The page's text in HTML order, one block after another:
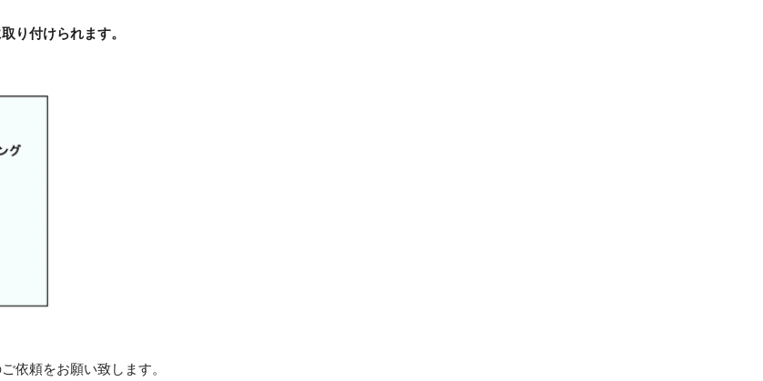
り付けられます。
依頼をお願い致します。